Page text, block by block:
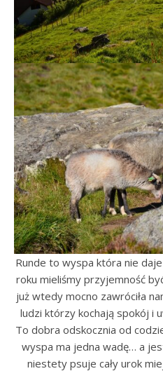
Runde to wyspa która nie
roku mieliśmy przyjemność
już wtedy mocno zawróciła
ludzi którzy kochają spokój i
To dobra odskocznia od
wyspa ma jedna wadę… a
niestety psuje cały urok